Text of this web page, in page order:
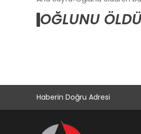
OĞLUNU
Haberin Doğru Adresi